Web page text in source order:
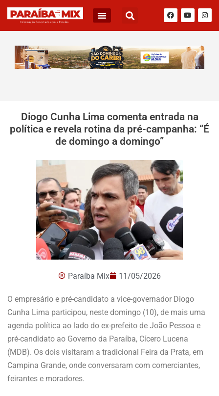
Diogo Cunha Lima comenta entrada na
política e revela rotina da pré-campanha: “É
de domingo a domingo”
Paraíba Mix 11/05/2026
O empresário e pré-candidato a vice-governador Diogo
Cunha Lima participou, neste domingo (10), de mais uma
agenda política ao lado do ex-prefeito de João Pessoa e
pré-candidato ao Governo da Paraíba, Cícero Lucena
(MDB). Os dois visitaram a tradicional Feira da Prata, em
Campina Grande, onde conversaram com comerciantes,
feirantes e moradores.